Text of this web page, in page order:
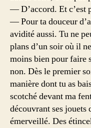
— D’accord. Et c’est
— Pour ta douceur
avidité aussi. Tu ne
plans d’un soir où il
moins bien pour faire
non. Dès le premier
manière dont tu as
scotché devant ma
découvrant ses jouets
émerveillé. Des